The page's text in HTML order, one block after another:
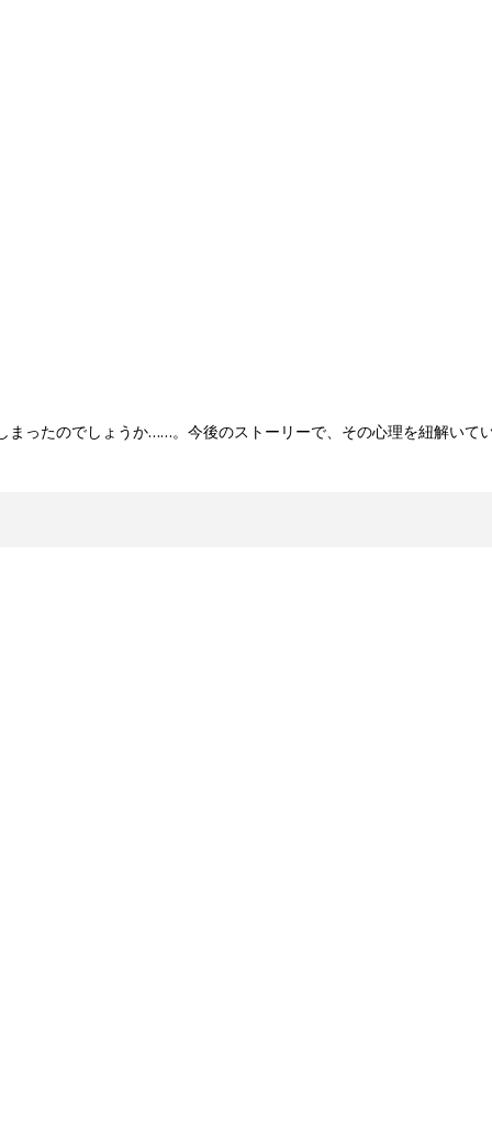
ったのでしょうか……。今後のストーリーで、その心理を紐解いて